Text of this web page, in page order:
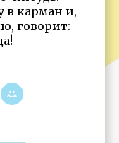
в карман и,
говорит: